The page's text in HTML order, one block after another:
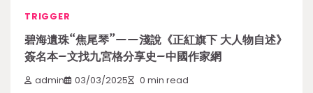
TRIGGER
碧海遺珠“焦尾琴”——淺說《正紅旗下 大人物自述》
簽名本–文找九宮格分享史–中國作家網
admin 03/03/2025 0 min read